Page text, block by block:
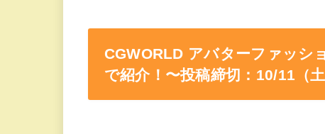
CGWORLD アバターファッシ
で紹介！〜投稿締切：10/11（土